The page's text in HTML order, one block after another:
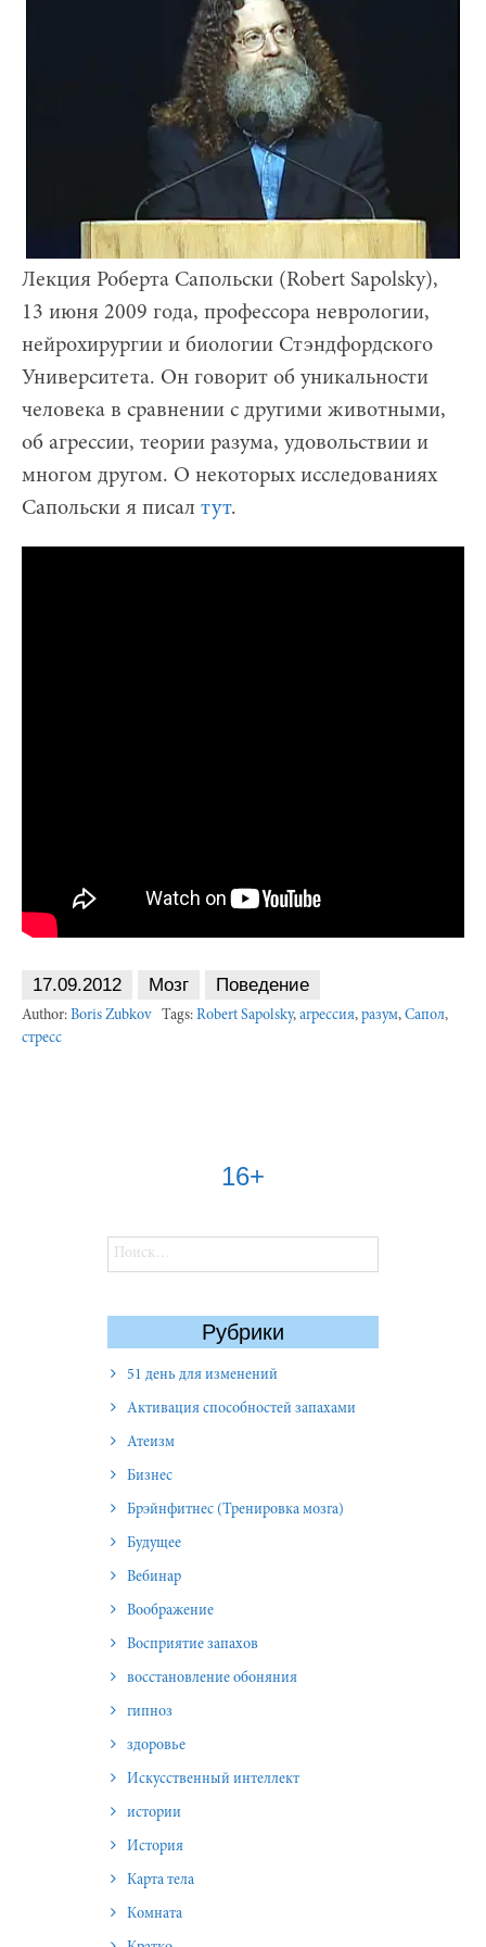
Лекция Роберта Сапольски (Robert Sapolsky),
13 июня 2009 года, профессора неврологии,
нейрохирургии и биологии Стэндфордского
Университета. Он говорит об уникальности
человека в сравнении с другими животными,
об агрессии, теории разума, удовольствии и
многом другом. О некоторых исследованиях
Сапольски я писал тут.
17.09.2012 Мозг Поведение
Author: Boris Zubkov Tags: Robert Sapolsky, агрессия, разум, Сапол,
стресс
16+
Найти:
Рубрики
51 день для изменений
Активация способностей запахами
Атеизм
Бизнес
Брэйнфитнес (Тренировка мозга)
Будущее
Вебинар
Воображение
Восприятие запахов
восстановление обоняния
гипноз
здоровье
Искусственный интеллект
истории
История
Карта тела
Комната